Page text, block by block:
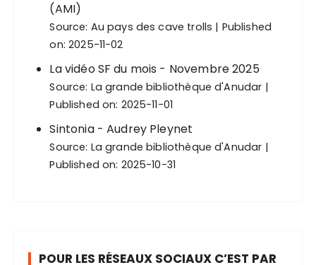
(AMI)
Source: Au pays des cave trolls
Published
on: 2025-11-02
La vidéo SF du mois - Novembre 2025
Source: La grande bibliothèque d'Anudar
Published on: 2025-11-01
Sintonia - Audrey Pleynet
Source: La grande bibliothèque d'Anudar
Published on: 2025-10-31
POUR LES RÉSEAUX SOCIAUX C’EST PAR